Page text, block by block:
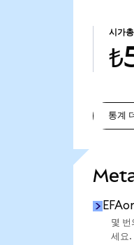
시가
통계
몇 번
세요.